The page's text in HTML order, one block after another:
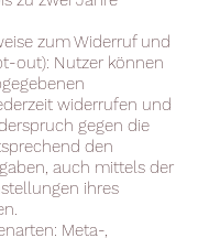
zum Widerruf und
out): Nutzer können
widerrufen und
gegen die
den
auch mittels der
ihres
Meta-,